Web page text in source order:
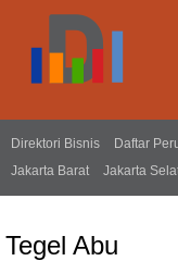
Direktori Bisnis Daftar
Jakarta Barat
Jakarta
Tegel Abu